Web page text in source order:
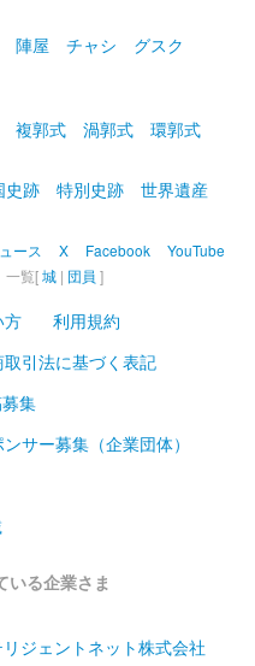
越前若狭お城フェス2024」
ースにて販売された御城
越前若狭お城フェス2024」
出張！お城EXPO in 坂井・
販売された御城印。
陣屋 チャシ
グスク
複郭式 渦郭式
環郭式
史跡 特別史跡 世界遺産
ース X Facebook
YouTube
一覧[城 | 団員 ]
方
利用規約
引法に基づく表記
集
サー募集（企業団体）
いる企業さま